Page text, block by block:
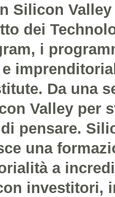
Silicon
dei
i
Da una
Valley per
pensare.
una
a
investitori,